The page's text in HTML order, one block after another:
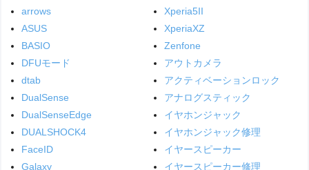
arrows
ASUS
BASIO
DFUモード
dtab
DualSense
DualSenseEdge
DUALSHOCK4
FaceID
Galaxy
Xperia5II
XperiaXZ
Zenfone
アウトカメラ
アクティベーションロック
アナログスティック
イヤホンジャック
イヤホンジャック修理
イヤースピーカー
イヤースピーカー修理